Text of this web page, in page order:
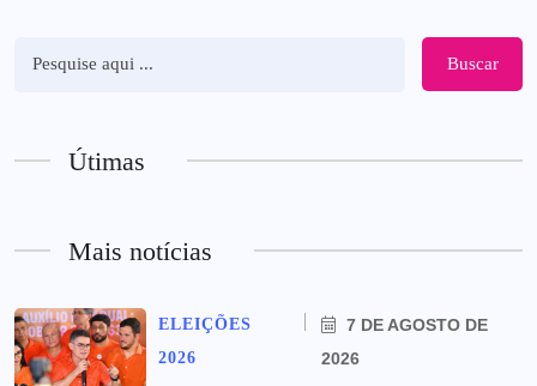
Buscar
Útimas
Mais notícias
ELEIÇÕES
2026
7 DE AGOSTO DE
2026